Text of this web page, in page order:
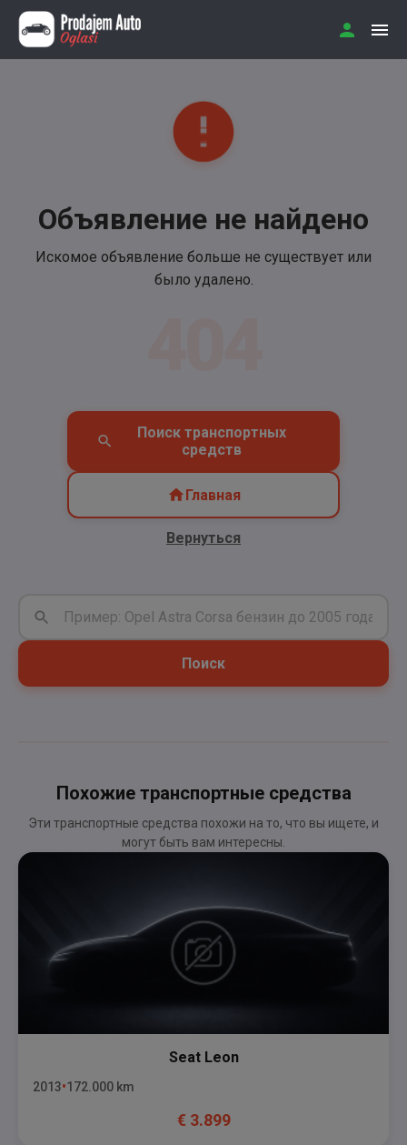
Объявление не найдено
Искомое объявление больше не существует или
было удалено.
Поиск транспортных
средств
Главная
Вернуться
Поиск
Похожие транспортные средства
Эти транспортные средства похожи на то, что вы ищете, и
могут быть вам интересны.
Seat Leon
2013 172.000 km
€ 3.899